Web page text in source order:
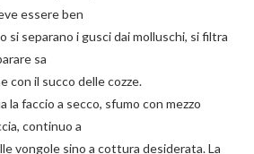
essere ben
si separano i gusci dai molluschi, si filtra
sa
con il succo delle cozze.
la faccio a secco, sfumo con mezzo
continuo a
vongole sino a cottura desiderata. La